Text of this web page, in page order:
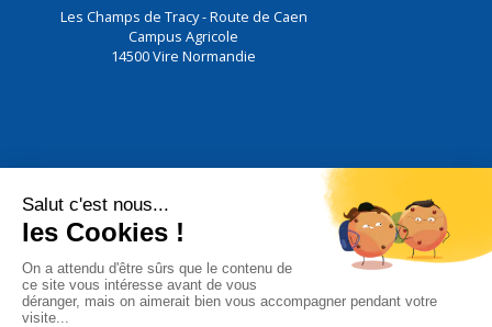
Les Champs de Tracy - Route de Caen
Campus Agricole
14500Vire Normandie